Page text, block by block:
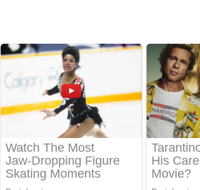
Lyrics - බෙන්තර පාලමේ ගීතයේ පද පෙළ
Lyrics - සඳ බැබලෙන ගීතයේ පද පෙළ
Lyrics - ආදරේ වැඩි නිසා ගීතයේ පද පෙළ
- උණුහුම ගීතයේ පද පෙළ
- කටකාර ගීතයේ පද පෙළ